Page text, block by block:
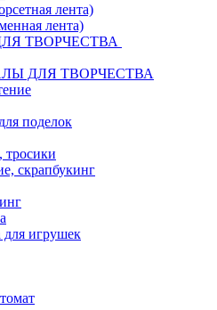
лента)
лента)
ТВОРЧЕСТВА
ДЛЯ ТВОРЧЕСТВА
поделок
тросики
скрапбукинг
игрушек